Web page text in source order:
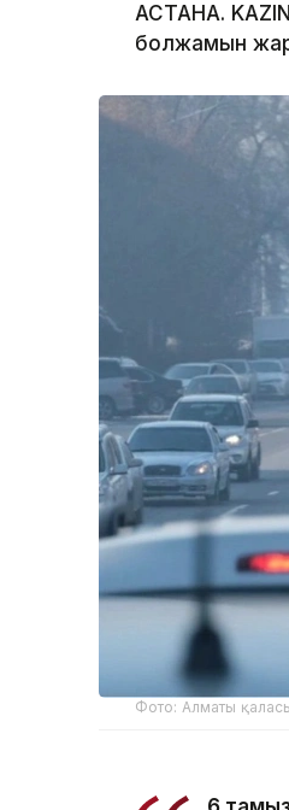
АСТАНА.
болжамын
Фото: Алматы